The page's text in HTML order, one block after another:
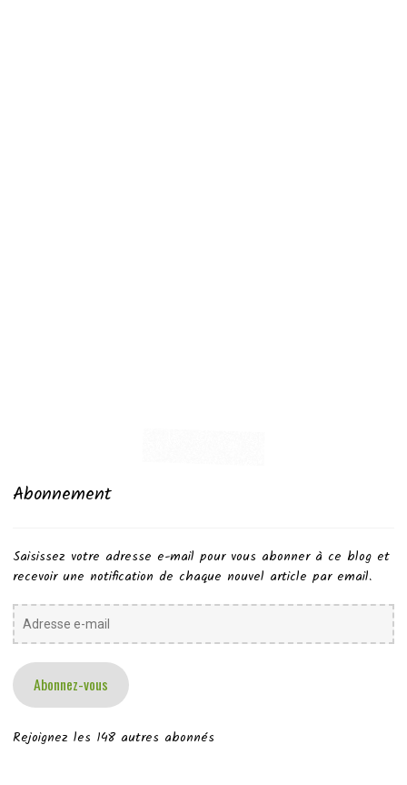
Abonnement
Saisissez votre adresse e-mail pour vous abonner à ce blog et
recevoir une notification de chaque nouvel article par email.
Adresse
e-
Abonnez-vous
Rejoignez les 148 autres abonnés